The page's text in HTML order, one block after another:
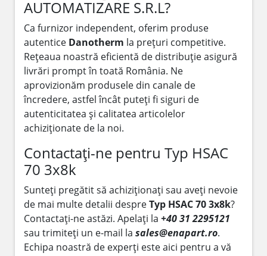
AUTOMATIZARE S.R.L?
Ca furnizor independent, oferim produse
autentice Danotherm la prețuri competitive.
Rețeaua noastră eficientă de distribuție asigură
livrări prompt în toată România. Ne
aprovizionăm produsele din canale de
încredere, astfel încât puteți fi siguri de
autenticitatea și calitatea articolelor
achiziționate de la noi.
Contactați-ne pentru Typ HSAC
70 3x8k
Sunteți pregătit să achiziționați sau aveți nevoie
de mai multe detalii despreTyp HSAC 70 3x8k?
Contactați-ne astăzi. Apelați la +40 31 2295121
sau trimiteți un e-mail la sales@enapart.ro.
Echipa noastră de experți este aici pentru a vă